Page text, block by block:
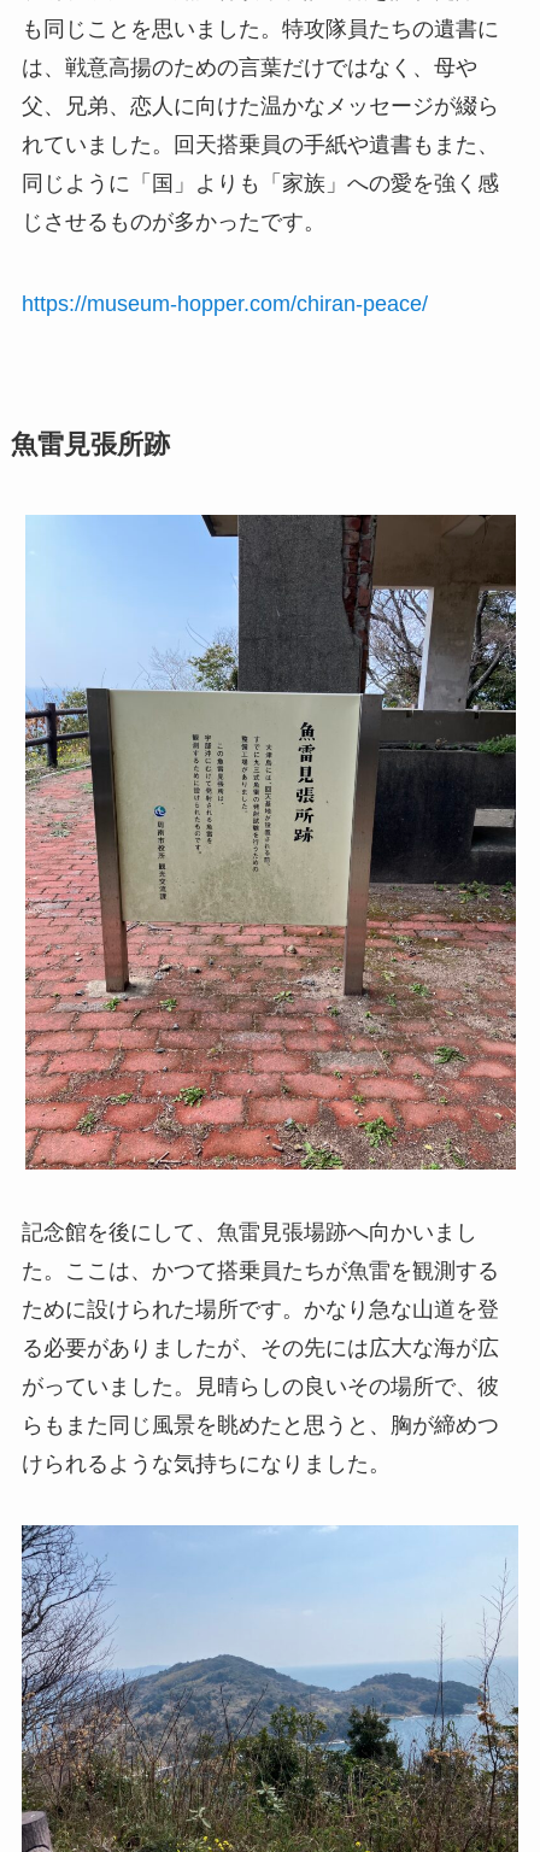
も同じことを思いました。特攻隊員たちの遺書に
は、戦意高揚のための言葉だけではなく、母や
父、兄弟、恋人に向けた温かなメッセージが綴ら
れていました。回天搭乗員の手紙や遺書もまた、
同じように「国」よりも「家族」への愛を強く感
じさせるものが多かったです。
https://museum-hopper.com/chiran-peace/
魚雷見張所跡
記念館を後にして、魚雷見張場跡へ向かいまし
た。ここは、かつて搭乗員たちが魚雷を観測する
ために設けられた場所です。かなり急な山道を登
る必要がありましたが、その先には広大な海が広
がっていました。見晴らしの良いその場所で、彼
らもまた同じ風景を眺めたと思うと、胸が締めつ
けられるような気持ちになりました。